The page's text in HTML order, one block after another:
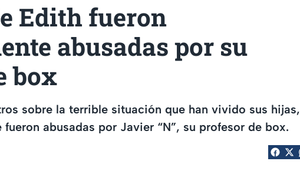
Edith fueron
abusadas por su
box
sobre la terrible situación que han vivido sus hijas,
abusadas por Javier “N”, su profesor de box.